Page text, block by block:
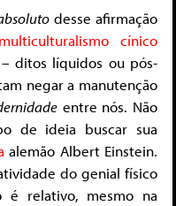
desse afirmação
multiculturalismo cínico
ditos líquidos ou pós-
negar a manutenção
entre nós. Não
de ideia buscar sua
alemão Albert Einstein.
do genial físico
relativo, mesmo na